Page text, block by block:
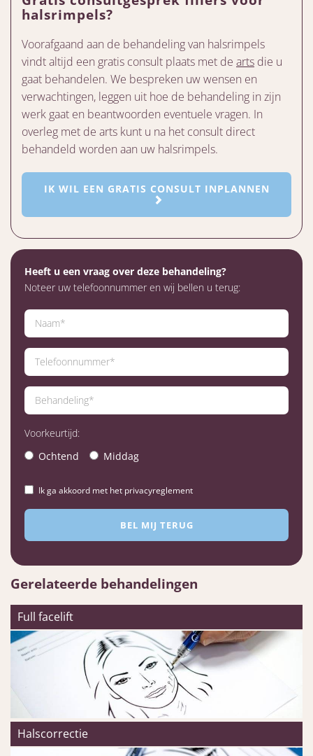
halsrimpels?
Voorafgaand aan de behandeling van halsrimpels
vindt altijd een gratis consult plaats met de arts die u
gaat behandelen. We bespreken uw wensen en
verwachtingen, leggen uit hoe de behandeling in zijn
werk gaat en beantwoorden eventuele vragen. In
overleg met de arts kunt u na het consult direct
behandeld worden aan uw halsrimpels.
IK WIL EEN GRATIS CONSULT INPLANNEN
Heeft u een vraag over deze behandeling?
Noteer uw telefoonnummer en wij bellen u terug:
Voorkeurtijd:
Ochtend
Middag
Ik ga akkoord met het privacyreglement
Gerelateerde behandelingen
Full facelift
Halscorrectie